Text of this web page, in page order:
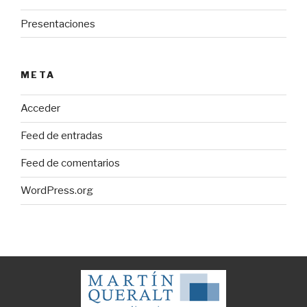
Presentaciones
META
Acceder
Feed de entradas
Feed de comentarios
WordPress.org